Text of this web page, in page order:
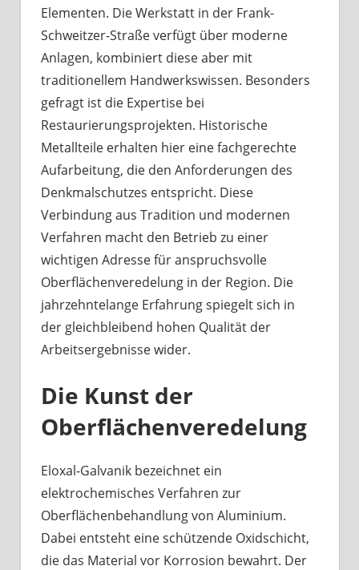
Elementen. Die Werkstatt in der Frank-
Schweitzer-Straße verfügt über moderne
Anlagen, kombiniert diese aber mit
traditionellem Handwerkswissen. Besonders
gefragt ist die Expertise bei
Restaurierungsprojekten. Historische
Metallteile erhalten hier eine fachgerechte
Aufarbeitung, die den Anforderungen des
Denkmalschutzes entspricht. Diese
Verbindung aus Tradition und modernen
Verfahren macht den Betrieb zu einer
wichtigen Adresse für anspruchsvolle
Oberflächenveredelung in der Region. Die
jahrzehntelange Erfahrung spiegelt sich in
der gleichbleibend hohen Qualität der
Arbeitsergebnisse wider.
Die Kunst der
Oberflächenveredelung
Eloxal-Galvanik bezeichnet ein
elektrochemisches Verfahren zur
Oberflächenbehandlung von Aluminium.
Dabei entsteht eine schützende Oxidschicht,
die das Material vor Korrosion bewahrt. Der